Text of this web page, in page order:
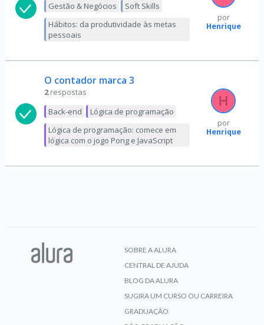
Gestão & Negócios
Soft Skills
Hábitos: da produtividade às metas
pessoais
por
Henrique
O contador marca 3
2 respostas
Back-end
Lógica de programação
Lógica de programação: comece em
lógica com o jogo Pong e JavaScript
por
Henrique
SOBRE A ALURA
CENTRAL DE AJUDA
BLOG DA ALURA
SUGIRA UM CURSO OU CARREIRA
GRADUAÇÃO